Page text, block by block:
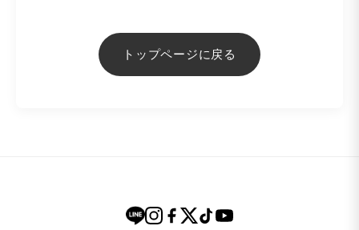
トップページに戻る